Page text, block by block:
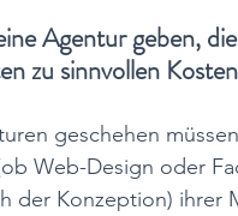
Agentur geben,
zu sinnvollen
geschehen
Web-Design oder
der Konzeption) ihrer